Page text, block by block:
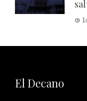
El Decano